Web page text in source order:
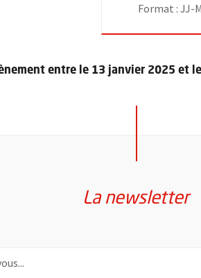
Format : JJ-
entre le 13 janvier 2025 et
La newsletter
à la lettre d'information de la ville